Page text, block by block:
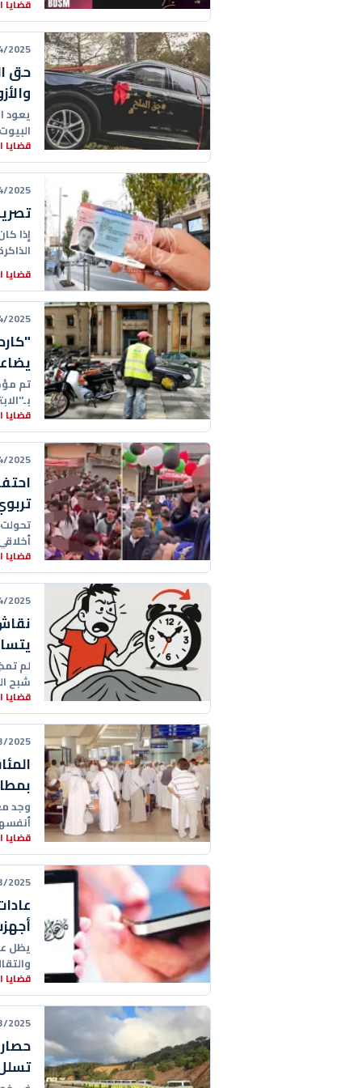
قضايا
13:20:00
حق
يعود
قضايا
11:53:00
إذا
قضايا
11:55:00
تم
قضايا
23:15:00
قضايا
23:20:00
لم
شبح
قضايا
23:19:00
وجد
قضايا
19:22:00
يظل
قضايا
15:43:00